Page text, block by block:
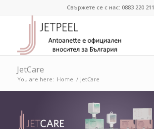
Свържете се с нас: 0883 220 211
JetCare
You are here: Home / JetCare